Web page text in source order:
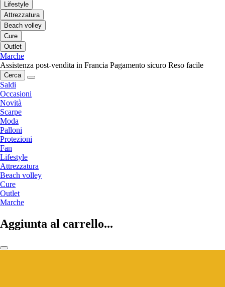
Lifestyle
Attrezzatura
Beach volley
Cure
Outlet
Marche
Assistenza post-vendita in Francia Pagamento sicuro Reso facile
Cerca
Saldi
Occasioni
Novità
Scarpe
Moda
Palloni
Protezioni
Fan
Lifestyle
Attrezzatura
Beach volley
Cure
Outlet
Marche
Aggiunta al carrello...